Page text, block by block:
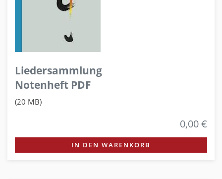
Liedersammlung
Notenheft PDF
(20 MB)
0,00 €
IN DEN WARENKORB